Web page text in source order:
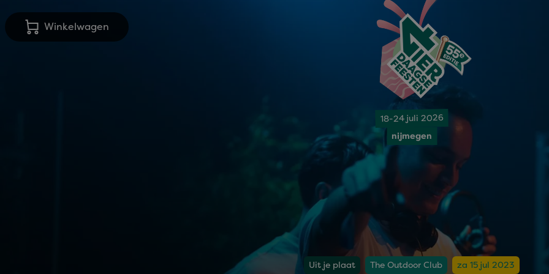
Winkelwagen
18-24 juli 2026
nijmegen
Uit je plaat The Outdoor Club za 15 jul 2023